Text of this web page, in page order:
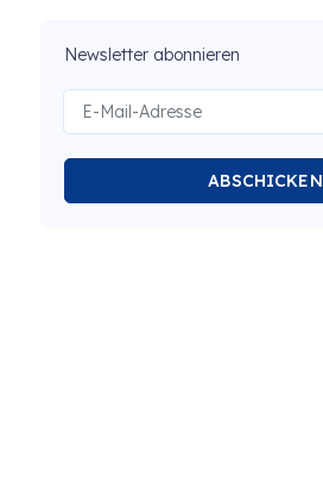
Newsletter abonnieren
ABSCHICKEN